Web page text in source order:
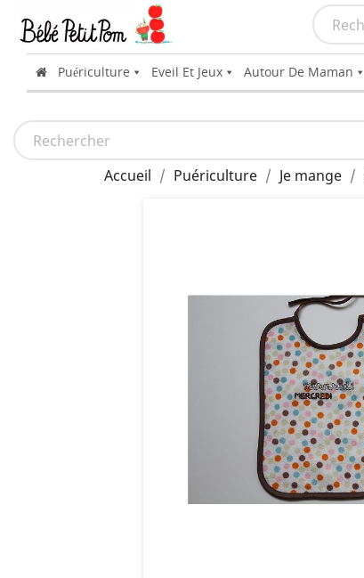
Puériculture Eveil Et Jeux Autour De Maman
Accueil Puériculture Je mange